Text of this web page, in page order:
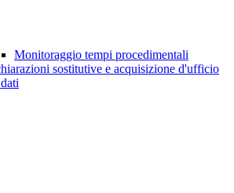
Monitoraggio tempi procedimentali
sostitutive e acquisizione d'ufficio